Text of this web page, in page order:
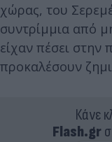
χώρας, του
συντρίμμια από
είχαν πέσει στην
προκαλέσουν
Κάνε
Flash.gr